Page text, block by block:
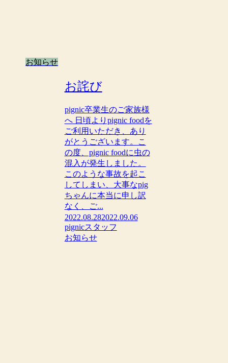
お知らせ
お詫び
pignic卒業生のご家族様
へ 日頃よりpignic foodを
ご利用いただき、あり
がとうございます。こ
の度、pignic foodに虫の
混入が発生しました。
このような事故を起こ
してしまい、大事なpig
ちゃんに本当に申し訳
なく、ご...
2022.08.282022.09.06
pignicスタッフ
お知らせ